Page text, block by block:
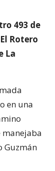
493 de
Rotero
La
en una
manejaba
Guzmán